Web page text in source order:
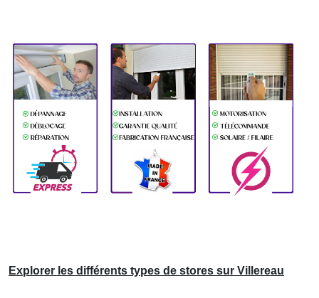
Explorer les différents types de stores sur Villereau